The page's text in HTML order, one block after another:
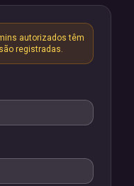
autorizados têm
registradas.